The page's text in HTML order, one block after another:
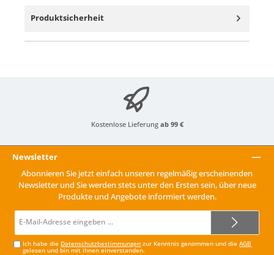
Produktsicherheit
Kostenlose Lieferung ab 99 €
Newsletter
Abonnieren Sie jetzt einfach unseren regelmäßig erscheinenden
Newsletter und Sie werden stets unter den Ersten sein, über neue
Produkte und Angebote informiert werden.
Mail-
Ich habe die Datenschutzbestimmungen zur Kenntnis genommen und dieAGB
gelesen und bin mit ihnen einverstanden.